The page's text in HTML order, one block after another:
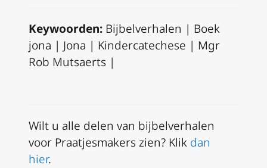
Keywoorden: Bijbelverhalen | Boek
jona | Jona | Kindercatechese | Mgr
Rob Mutsaerts |
Wilt u alle delen van bijbelverhalen
voor Praatjesmakers zien? Klik dan
hier.